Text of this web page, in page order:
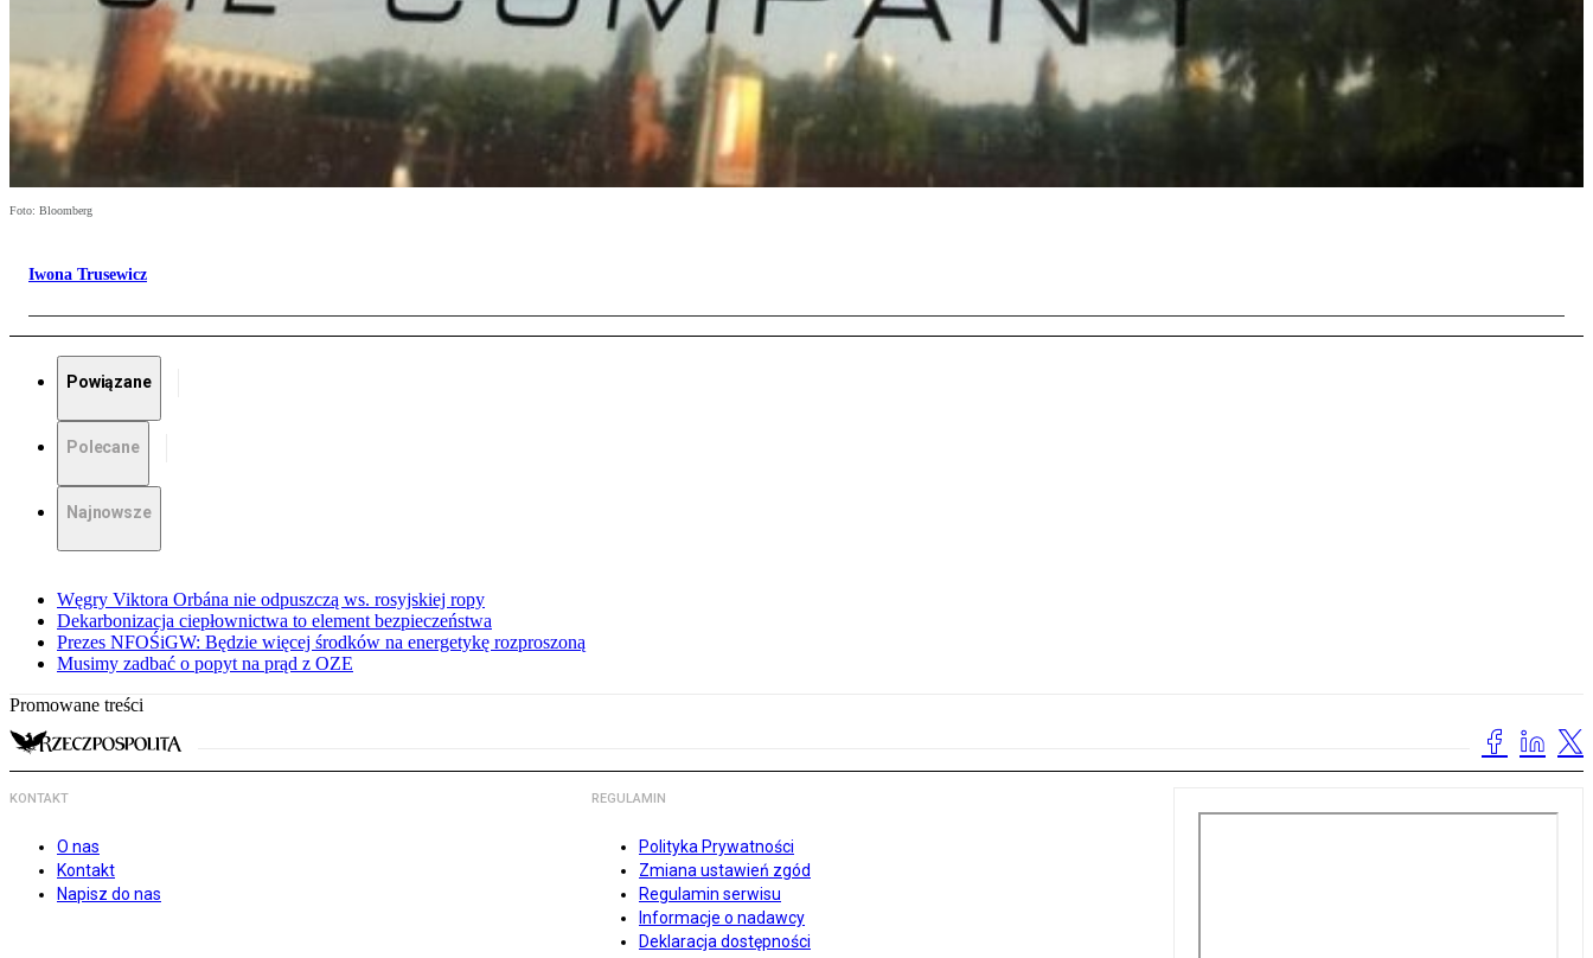
Foto: Bloomberg
Iwona Trusewicz
Powiązane
Polecane
Najnowsze
Węgry Viktora Orbána nie odpuszczą ws. rosyjskiej ropy
Dekarbonizacja ciepłownictwa to element bezpieczeństwa
Prezes NFOŚiGW: Będzie więcej środków na energetykę rozproszoną
Musimy zadbać o popyt na prąd z OZE
Promowane treści
KONTAKT
O nas
Kontakt
Napisz do nas
REGULAMIN
Polityka Prywatności
Zmiana ustawień zgód
Regulamin serwisu
Informacje o nadawcy
Deklaracja dostępności